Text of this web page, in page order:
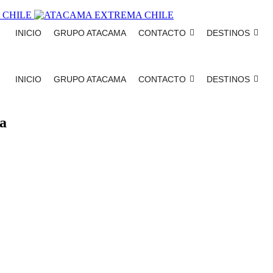
INICIO GRUPO ATACAMA CONTACTO DESTINOS
INICIO GRUPO ATACAMA CONTACTO DESTINOS